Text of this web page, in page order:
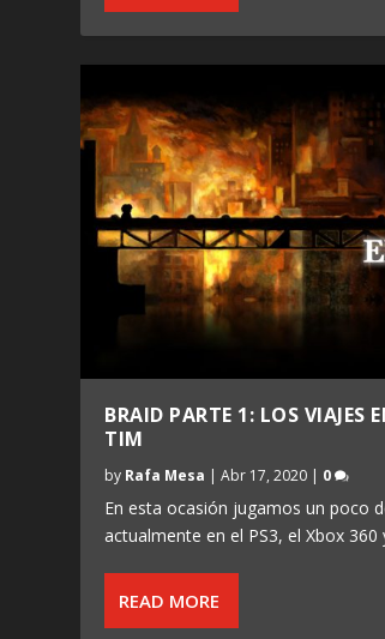
BRAID PARTE 1: LOS VIAJES
TIM
by Rafa Mesa |Abr 17, 2020 | 0
En esta ocasión jugamos un poco
actualmente en el PS3, el Xbox 360
READ MORE